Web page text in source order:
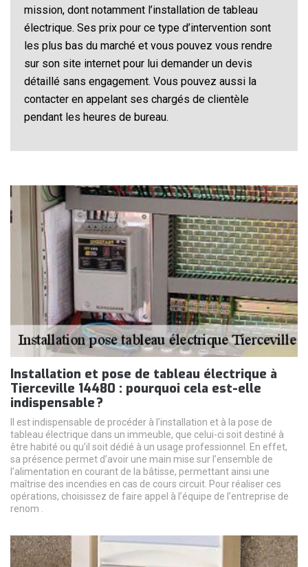
mission, dont notamment l’installation de tableau
électrique. Ses prix pour ce type d’intervention sont
les plus bas du marché et vous pouvez vous rendre
sur son site internet pour lui demander un devis
détaillé sans engagement. Vous pouvez aussi la
contacter en appelant ses chargés de clientèle
pendant les heures de bureau.
Installation et pose de tableau électrique à
Tierceville 14480 : pourquoi cela est-elle
indispensable ?
Il est indispensable de procéder à l’installation et à la pose de
tableau électrique dans un immeuble, que celui-ci soit destiné à
être habité ou qu’il soit dédié à un usage professionnel. En effet,
sa présence permet d’avoir une main mise sur l’ensemble de
l’alimentation en courant de la bâtisse, permettant ainsi une
maîtrise des incendies en cas de cours circuit. Pour réaliser ces
opérations, choisissez de faire appel à l’équipe de l’entreprise de
renom .